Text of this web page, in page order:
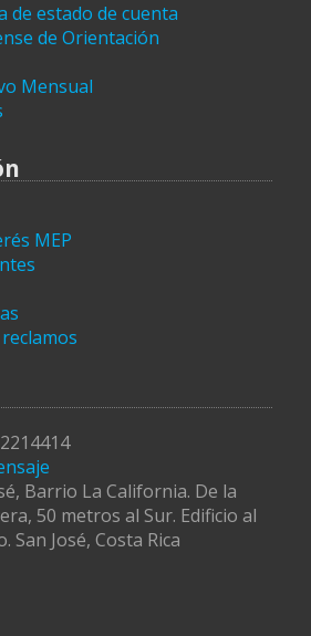
de estado de cuenta
de Orientación
Mensual
MEP
Barrio La California. De la
50 metros al Sur. Edificio al
San José, Costa Rica